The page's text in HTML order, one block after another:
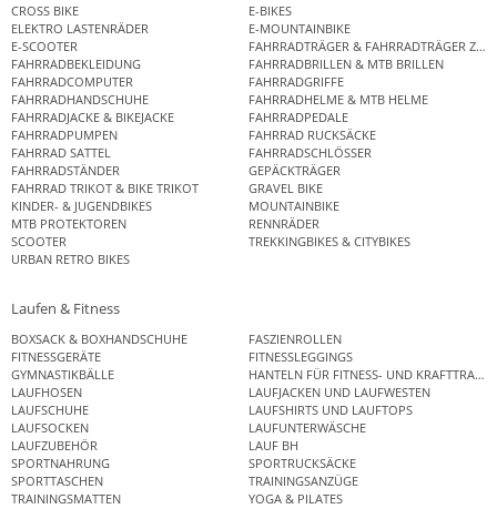
CROSS BIKE
E-BIKES
ELEKTRO LASTENRÄDER
E-MOUNTAINBIKE
E-SCOOTER
FAHRRADTRÄGER & FAHRRADTRÄGER
FAHRRADBEKLEIDUNG
FAHRRADBRILLEN & MTB BRILLEN
FAHRRADCOMPUTER
FAHRRADGRIFFE
FAHRRADHANDSCHUHE
FAHRRADHELME & MTB HELME
FAHRRADJACKE & BIKEJACKE
FAHRRADPEDALE
FAHRRADPUMPEN
FAHRRAD RUCKSÄCKE
FAHRRAD SATTEL
FAHRRADSCHLÖSSER
FAHRRADSTÄNDER
GEPÄCKTRÄGER
FAHRRAD TRIKOT & BIKE TRIKOT
GRAVEL BIKE
KINDER- & JUGENDBIKES
MOUNTAINBIKE
MTB PROTEKTOREN
RENNRÄDER
SCOOTER
TREKKINGBIKES & CITYBIKES
URBAN RETRO BIKES
Laufen & Fitness
BOXSACK & BOXHANDSCHUHE
FASZIENROLLEN
FITNESSGERÄTE
FITNESSLEGGINGS
GYMNASTIKBÄLLE
HANTELN FÜR FITNESS- UND
LAUFHOSEN
LAUFJACKEN UND LAUFWESTEN
LAUFSCHUHE
LAUFSHIRTS UND LAUFTOPS
LAUFSOCKEN
LAUFUNTERWÄSCHE
LAUFZUBEHÖR
LAUF BH
SPORTNAHRUNG
SPORTRUCKSÄCKE
SPORTTASCHEN
TRAININGSANZÜGE
TRAININGSMATTEN
YOGA & PILATES